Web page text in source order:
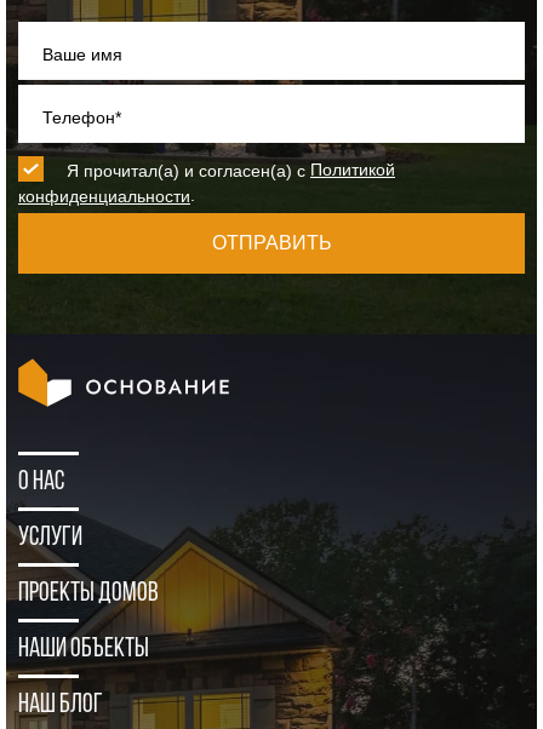
Ваше имя
Телефон*
Я прочитал(а) и согласен(а) с Политикой
конфиденциальности
ОТПРАВИТЬ
О нас
Услуги
Проекты домов
Наши объекты
Наш блог